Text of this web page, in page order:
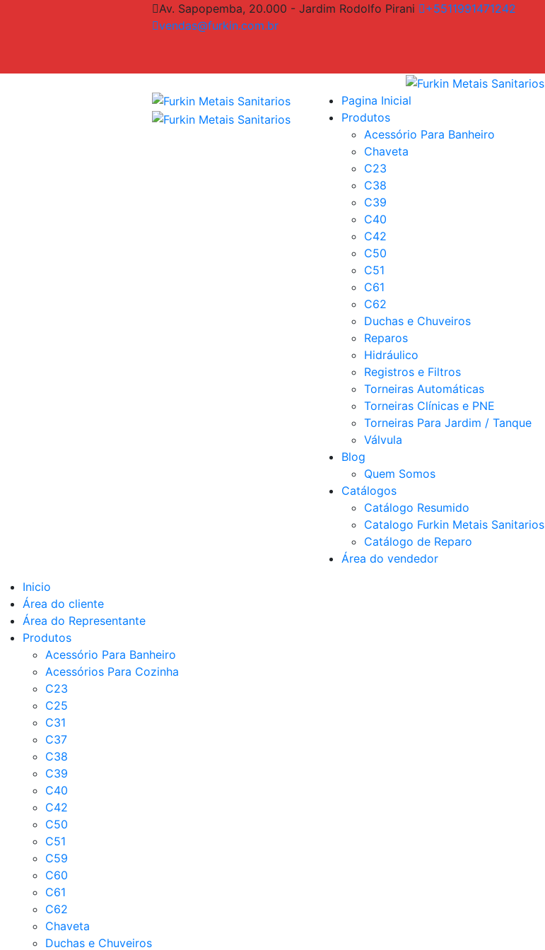
Av. Sapopemba, 20.000 - Jardim Rodolfo Pirani
+5511991471242
vendas@furkin.com.br
Pagina Inicial
Produtos
Acessório Para Banheiro
Chaveta
C23
C38
C39
C40
C42
C50
C51
C61
C62
Duchas e Chuveiros
Reparos
Hidráulico
Registros e Filtros
Torneiras Automáticas
Torneiras Clínicas e PNE
Torneiras Para Jardim / Tanque
Válvula
Blog
Quem Somos
Catálogos
Catálogo Resumido
Catalogo Furkin Metais Sanitarios
Catálogo de Reparo
Área do vendedor
Inicio
Área do cliente
Área do Representante
Produtos
Acessório Para Banheiro
Acessórios Para Cozinha
C23
C25
C31
C37
C38
C39
C40
C42
C50
C51
C59
C60
C61
C62
Chaveta
Duchas e Chuveiros